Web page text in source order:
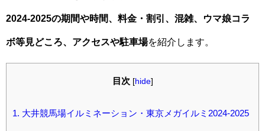
2024-2025の期間や時間、料金・割引、混雑、ウマ娘コラ
ボ等見どころ、アクセスや駐車場を紹介します。
目次 [hide]
1. 大井競馬場イルミネーション・東京メガイルミ2024-2025